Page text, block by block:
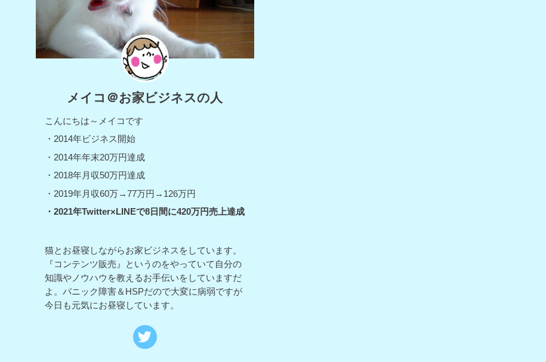
メイコ＠お家ビジネスの人
こんにちは～メイコです
・2014年ビジネス開始
・2014年年末20万円達成
・2018年月収50万円達成
・2019年月収60万→77万円→126万円
・2021年Twitter×LINEで8日間に420万円売上達成
猫とお昼寝しながらお家ビジネスをしています。
『コンテンツ販売』というのをやっていて自分の
知識やノウハウを教えるお手伝いをしていますだ
よ。パニック障害＆HSPだので大変に病弱ですが
今日も元気にお昼寝しています。